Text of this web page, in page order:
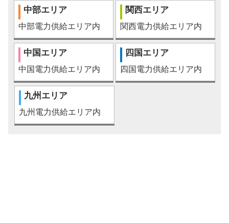
中部エリア
中部電力供給エリア内
関西エリア
関西電力供給エリア内
中国エリア
中国電力供給エリア内
四国エリア
四国電力供給エリア内
九州エリア
九州電力供給エリア内